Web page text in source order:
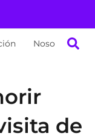
Nosotros
de